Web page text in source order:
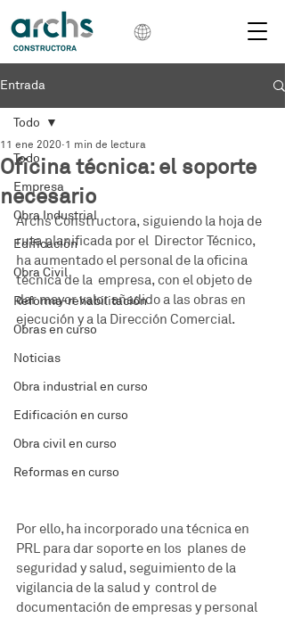
Entrada
Todo
Empresa
Obra Industrial
Edificación
Obra Civil
Reforma-rehabilitación
Obras en curso
Noticias
Obra industrial en curso
Edificación en curso
Obra civil en curso
Reformas en curso
Todo
Oficina técnica: el soporte
necesario
11 ene 2020 1 min de lectura
Archs Constructora, siguiendo la hoja de
ruta planificada por el  Director Técnico,
ha aumentado el personal de la oficina
técnica de la  empresa, con el objeto de
dar mayor valor añadido a las obras en
ejecución y a la Dirección Comercial.
Por ello, ha incorporado una técnica en
PRL para dar soporte en los  planes de
seguridad y salud, seguimiento de la
vigilancia de la salud y  control de
documentación de empresas y personal